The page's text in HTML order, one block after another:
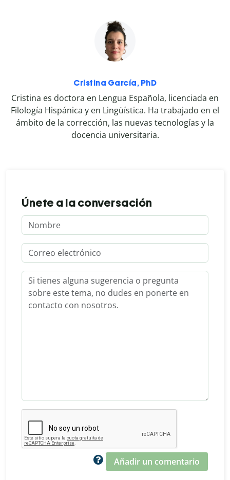
Cristina García, PhD
Cristina es doctora en Lengua Española, licenciada en
Filología Hispánica y en Lingüística. Ha trabajado en el
ámbito de la corrección, las nuevas tecnologías y la
docencia universitaria.
Únete a la conversación
Añadir un comentario